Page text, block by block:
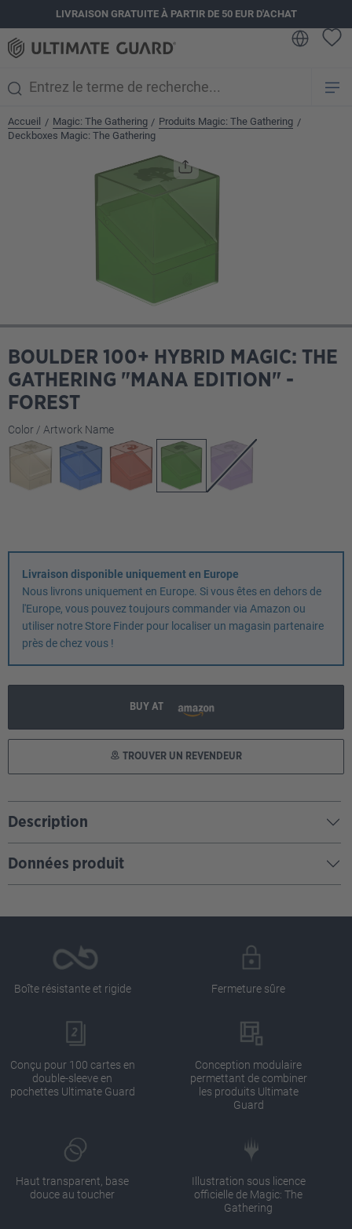
principalLIVRAISON GRATUITE À PARTIR DE 50 EUR D'ACHAT
Accueil / Magic: The Gathering / Produits Magic: The Gathering /
Deckboxes Magic: The Gathering
BOULDER 100+ HYBRID MAGIC: THE
GATHERING "MANA EDITION" -
FOREST
Sélectionnez
Color / Artwork Name
Livraison disponible uniquement en Europe
Nous livrons uniquement en Europe. Si vous êtes en dehors de
l'Europe, vous pouvez toujours commander via Amazon ou
utiliser notre Store Finder pour localiser un magasin partenaire
près de chez vous !
BUY AT
TROUVER UN REVENDEUR
Description
Données produit
Boîte résistante et rigide Fermeture sûre
Conçu pour 100 cartes en
double-sleeve en
pochettes Ultimate Guard
Conception modulaire
permettant de combiner
les produits Ultimate
Guard
Haut transparent, base
douce au toucher
Illustration sous licence
officielle de Magic: The
Gathering